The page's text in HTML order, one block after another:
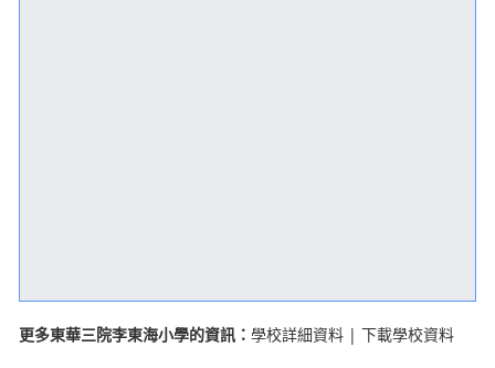
更多東華三院李東海小學的資訊： 學校詳細資料 | 下載學校資料